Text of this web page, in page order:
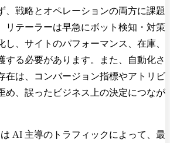
、戦略とオペレーションの両方に課題
リテーラーは早急にボット検知・対策
し、サイトのパフォーマンス、在庫、
する必要があります。また、自動化さ
在は、コンバージョン指標やアトリビ
め、誤ったビジネス上の決定につなが
AI 主導のトラフィックによって、最